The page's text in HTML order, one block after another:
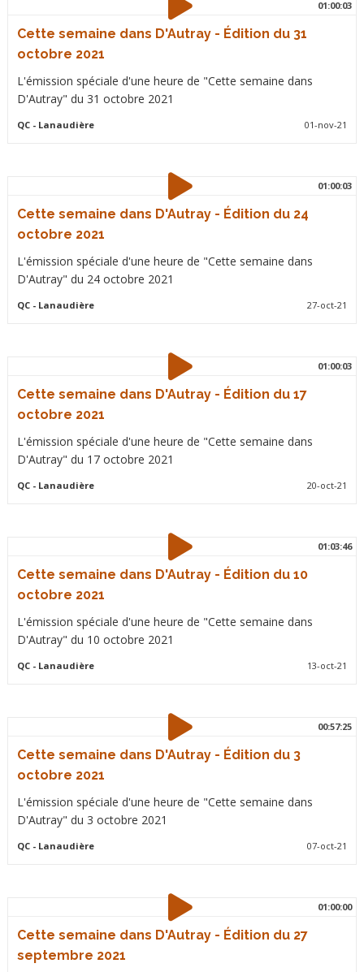
01:00:03
Cette semaine dans D'Autray - Édition du 31
octobre 2021
L'émission spéciale d'une heure de "Cette semaine dans
D'Autray" du 31 octobre 2021
QC- Lanaudière 01-nov-21
01:00:03
Cette semaine dans D'Autray - Édition du 24
octobre 2021
L'émission spéciale d'une heure de "Cette semaine dans
D'Autray" du 24 octobre 2021
QC- Lanaudière 27-oct-21
01:00:03
Cette semaine dans D'Autray - Édition du 17
octobre 2021
L'émission spéciale d'une heure de "Cette semaine dans
D'Autray" du 17 octobre 2021
QC- Lanaudière 20-oct-21
01:03:46
Cette semaine dans D'Autray - Édition du 10
octobre 2021
L'émission spéciale d'une heure de "Cette semaine dans
D'Autray" du 10 octobre 2021
QC- Lanaudière 13-oct-21
00:57:25
Cette semaine dans D'Autray - Édition du 3
octobre 2021
L'émission spéciale d'une heure de "Cette semaine dans
D'Autray" du 3 octobre 2021
QC- Lanaudière 07-oct-21
01:00:00
Cette semaine dans D'Autray - Édition du 27
septembre 2021